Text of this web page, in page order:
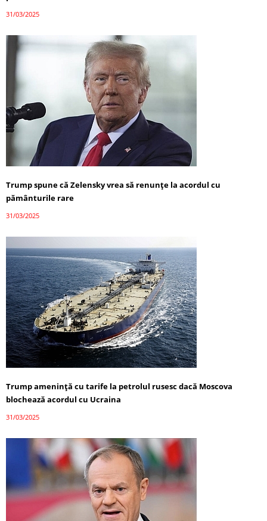
31/03/2025
Trump spune că Zelensky vrea să renunțe la acordul cu
pământurile rare
31/03/2025
Trump amenință cu tarife la petrolul rusesc dacă Moscova
blochează acordul cu Ucraina
31/03/2025